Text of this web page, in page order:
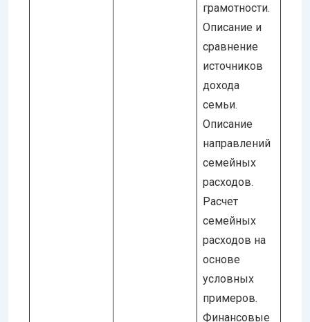
грамотности.
Описание и
сравнение
источников
дохода
семьи.
Описание
направлений
семейных
расходов.
Расчет
семейных
расходов на
основе
условных
примеров.
Финансовые